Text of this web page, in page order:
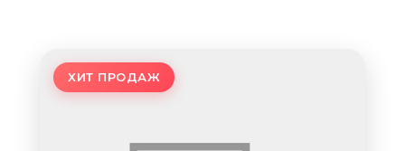
ХИТ ПРОДАЖ